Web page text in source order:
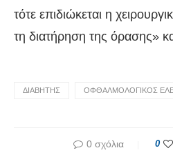
τότε επιδιώκεται η
τη διατήρηση της όρασης»
ΔΙΑΒΗΤΗΣ ΟΦΘΑΛΜΟΛΟΓΙΚΟΣ
0 σχόλια 0